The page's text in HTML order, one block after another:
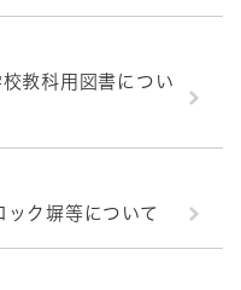
教科用図書につい
ック塀等について